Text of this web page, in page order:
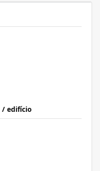
/ edifício